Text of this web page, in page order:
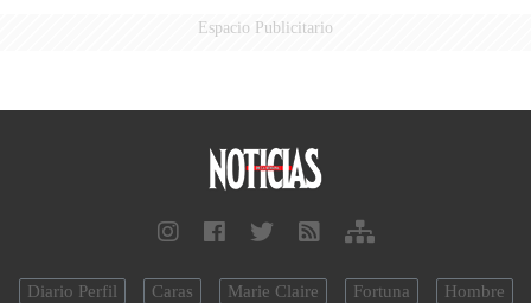
Espacio Publicitario
Diario Perfil Caras Marie Claire Fortuna
Hombre